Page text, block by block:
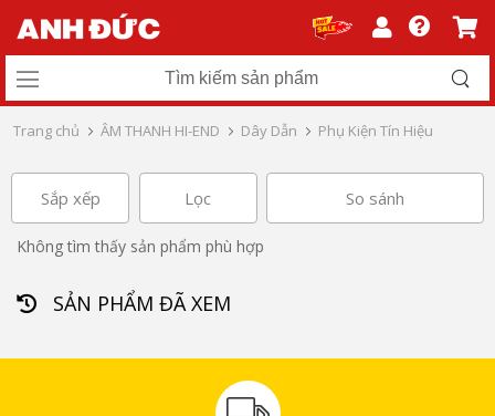
Trang chủ ÂM THANH HI-END Dây Dẫn Phụ Kiện Tín Hiệu
Sắp xếp Lọc So sánh
Không tìm thấy sản phẩm phù hợp
SẢN PHẨM ĐÃ XEM